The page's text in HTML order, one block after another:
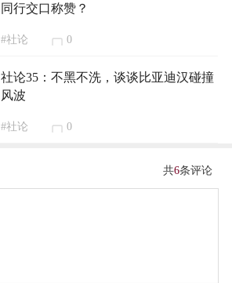
同行交口称赞？
#社论 0
社论35：不黑不洗，谈谈比亚迪汉碰撞
风波
#社论 0
共6条评论